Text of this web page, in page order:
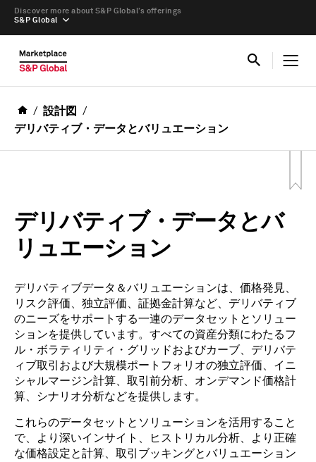
S&P Global
Discover more about S&P Global’s offerings
設計図
デリバティブ・データとバリュエーション
デリバティブ・データとバ
リュエーション
デリバティブデータ＆バリュエーションは、価格発見、
リスク評価、独立評価、証拠金計算など、デリバティブ
のニーズをサポートする一連のデータセットとソリュー
ションを提供しています。すべての資産分類にわたるフ
ル・ボラティリティ・グリッドおよびカーブ、デリバテ
ィブ取引および大規模ポートフォリオの独立評価、イニ
シャルマージン計算、取引前分析、オンデマンド価格計
算、シナリオ分析などを提供します。
これらのデータセットとソリューションを活用すること
で、より深いインサイト、ヒストリカル分析、より正確
な価格設定と計算、取引ブッキングとバリュエーション